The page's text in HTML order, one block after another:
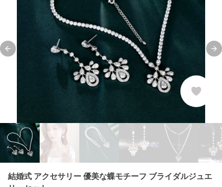
Previous slide
結婚式 アクセサリー 優美な蝶モチーフ ブライダルジュエ